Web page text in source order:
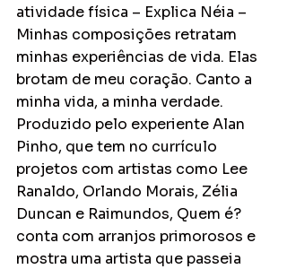
atividade física – Explica Néia –
Minhas composições retratam
minhas experiências de vida. Elas
brotam de meu coração. Canto a
minha vida, a minha verdade.
Produzido pelo experiente Alan
Pinho, que tem no currículo
projetos com artistas como Lee
Ranaldo, Orlando Morais, Zélia
Duncan e Raimundos, Quem é?
conta com arranjos primorosos e
mostra uma artista que passeia